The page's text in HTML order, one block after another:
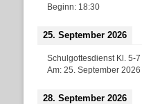
Beginn: 18:30
25. September 2026
Schulgottesdienst Kl. 5-7
Am: 25. September 2026
28. September 2026